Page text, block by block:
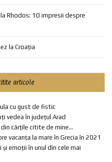
Rhodos: 10 impresii despre
la Croația
articole
cu gust de fistic
vedea în județul Arad
cărțile citite de mine...
vacanța la mare în Grecia în 2021
emoții în unul din cele mai